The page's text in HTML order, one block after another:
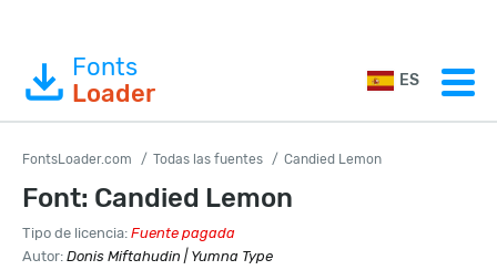
Fonts
Loader
ES
FontsLoader.com Todas las fuentes Candied Lemon
Font: Candied Lemon
Tipo de licencia: Fuente pagada
Autor: Donis Miftahudin | Yumna Type